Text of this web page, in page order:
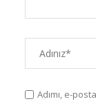
Adımı, e-